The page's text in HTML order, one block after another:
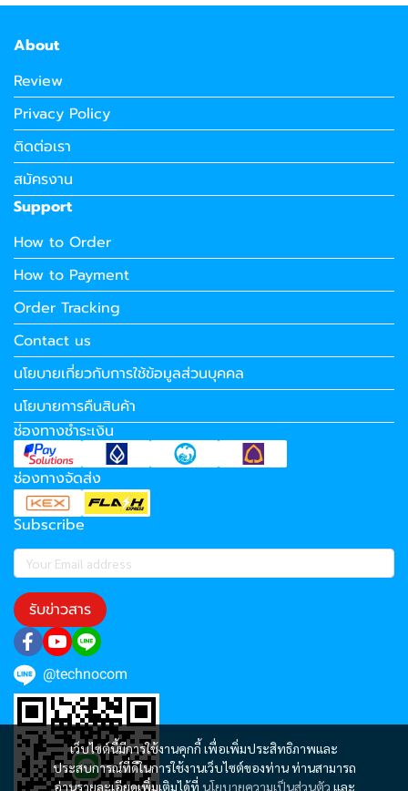
เว็บไซต์นี้มีการใช้งานคุกกี้ เพื่อเพิ่มประสิทธิภาพและ
ประสบการณ์ที่ดีในการใช้งานเว็บไซต์ของท่าน ท่านสามารถ
อ่านรายละเอียดเพิ่มเติมได้ที่ นโยบายความเป็นส่วนตัว และ
About
Review
Privacy Policy
ติดต่อเรา
สมัครงาน
Support
How to Order
How to Payment
Order Tracking
Contact us
นโยบายเกี่ยวกับการใช้ข้อมูลส่วนบุคคล
นโยบายการคืนสินค้า
ช่องทางชำระเงิน
ช่องทางจัดส่ง
Subscribe
รับข่าวสาร
@technocom